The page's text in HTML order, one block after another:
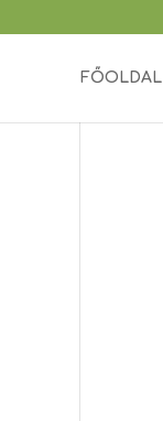
FŐOLDAL